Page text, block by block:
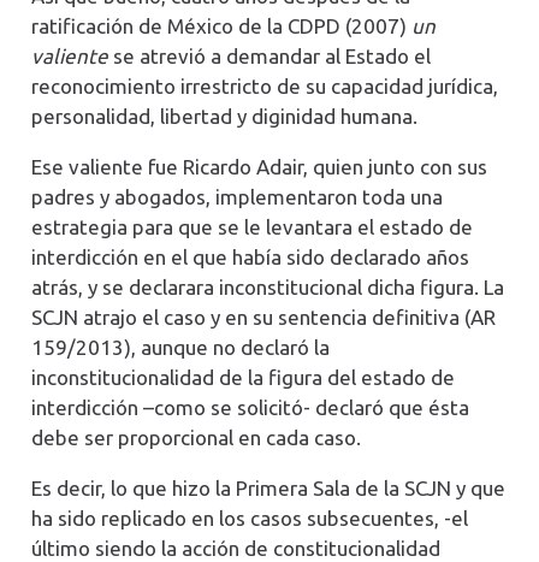
ratificación de México de la CDPD (2007) un
valientese atrevió a demandar al Estado el
reconocimiento irrestricto de su capacidad jurídica,
personalidad, libertad y diginidad humana.
Ese valiente fue Ricardo Adair, quien junto con sus
padres y abogados, implementaron toda una
estrategia para que se le levantara el estado de
interdicción en el que había sido declarado años
atrás, y se declarara inconstitucional dicha figura. La
SCJN atrajo el caso y en su sentencia definitiva (AR
159/2013), aunque no declaró la
inconstitucionalidad de la figura del estado de
interdicción –como se solicitó- declaró que ésta
debe ser proporcional en cada caso.
Es decir, lo que hizo la Primera Sala de la SCJN y que
ha sido replicado en los casos subsecuentes, -el
último siendo la acción de constitucionalidad